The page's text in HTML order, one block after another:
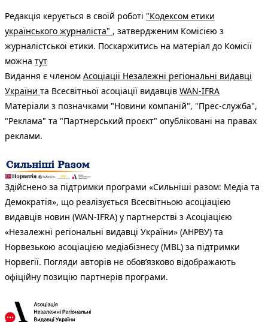
Редакція керується в своїй роботі "Кодексом етики
українського журналіста" , затвердженим Комісією з
журналістської етики. Поскаржитись на матеріал до Комісії
можна тут
Видання є членом Асоціації Незалежні регіональні видавці
України та Всесвітньої асоціації видавців WAN-IFRA
Матеріали з позначками "Новини компаній", "Прес-служба",
"Реклама" та "Партнерський проєкт" опубліковані на правах
реклами.
Здійснено за підтримки програми «Сильніші разом: Медіа та
Демократія», що реалізується Всесвітньою асоціацією
видавців новин (WAN-IFRA) у партнерстві з Асоціацією
«Незалежні регіональні видавці України» (АНРВУ) та
Норвезькою асоціацією медіабізнесу (MBL) за підтримки
Норвегії. Погляди авторів не обов’язково відображають
офіційну позицію партнерів програми.